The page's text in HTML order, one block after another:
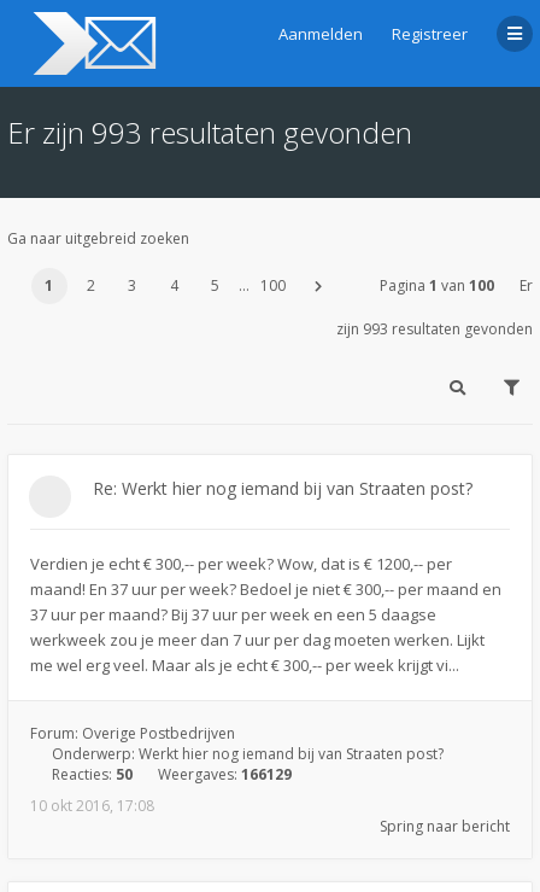
Aanmelden Registreer
Er zijn 993 resultaten gevonden
Ga naar uitgebreid zoeken
1 2 3 4 5 … 100 Pagina 1 van 100 Er
zijn 993 resultaten gevonden
Re: Werkt hier nog iemand bij van Straaten post?
Verdien je echt € 300,-- per week? Wow, dat is € 1200,-- per
maand! En 37 uur per week? Bedoel je niet € 300,-- per maand en
37 uur per maand? Bij 37 uur per week en een 5 daagse
werkweek zou je meer dan 7 uur per dag moeten werken. Lijkt
me wel erg veel. Maar als je echt € 300,-- per week krijgt vi...
Forum: Overige Postbedrijven
Onderwerp: Werkt hier nog iemand bij van Straaten post?
Reacties: 50 Weergaves: 166129
10 okt 2016, 17:08
Spring naar bericht